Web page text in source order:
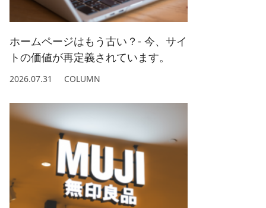
2021/ 2 (4)
ホームページはもう古い？- 今、サイ
トの価値が再定義されています。
2026.07.31 COLUMN